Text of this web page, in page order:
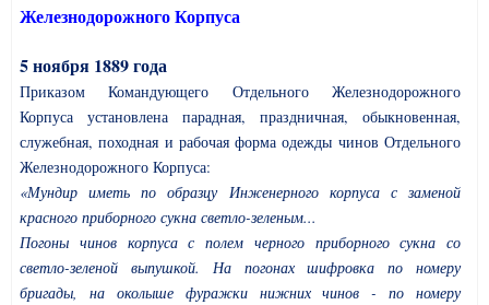
Железнодорожного Корпуса
5 ноября 1889 года
Приказом Командующего Отдельного Железнодорожного
Корпуса установлена парадная, праздничная, обыкновенная,
служебная, походная и рабочая форма одежды чинов Отдельного
Железнодорожного Корпуса:
«Мундир иметь по образцу Инженерного корпуса с заменой
красного приборного сукна светло-зеленым...
Погоны чинов корпуса с полем черного приборного сукна со
светло-зеленой выпушкой. На погонах шифровка по номеру
бригады, на околыше фуражки нижних чинов - по номеру